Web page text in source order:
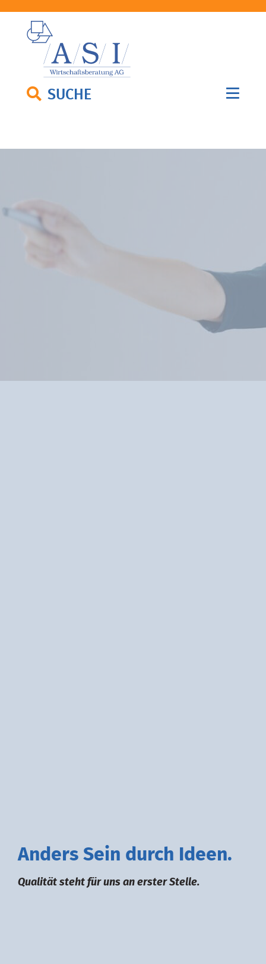
SUCHE
Anders Sein durch deen.
Qualität steht für uns an erster Stelle.